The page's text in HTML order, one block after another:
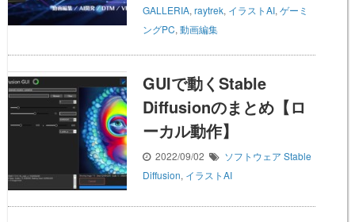
GALLERIA, raytrek, イラストAI, ゲーミ
ングPC, 動画編集
GUIで動くStable
Diffusionのまとめ【ロ
ーカル動作】
2022/09/02 ソフトウェア Stable
Diffusion, イラストAI